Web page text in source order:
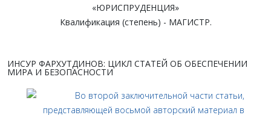
«ЮРИСПРУДЕНЦИЯ»
Квалификация (степень) - МАГИСТР.
ИНСУР ФАРХУТДИНОВ: ЦИКЛ СТАТЕЙ ОБ ОБЕСПЕЧЕНИИ
МИРА И БЕЗОПАСНОСТИ